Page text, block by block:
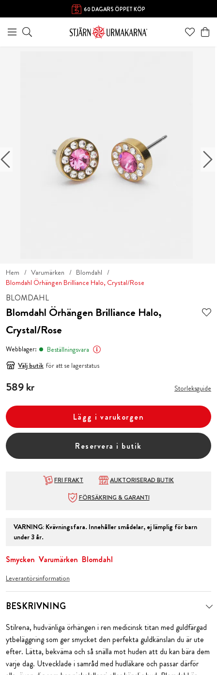
60 DAGARS ÖPPET KÖP
Hem Varumärken
Blomdahl
Blomdahl Örhängen Brilliance Halo, Crystal/Rose
BLOMDAHL
Blomdahl Örhängen Brilliance Halo,
Crystal/Rose
Webblager:
Beställningsvara
Välj butik för att se lagerstatus
Pris:589 kr
589 kr Storleksguide
Lägg i varukorgen
Reservera i butik
FRI FRAKT
AUKTORISERAD BUTIK
FÖRSÄKRING & GARANTI
VARNING: Kvävningsfara. Innehåller smådelar, ej lämplig för barn
under 3 år.
Smycken Varumärken Blomdahl
Leverantörsinformation
BESKRIVNING
Stilrena, hudvänliga örhängen i ren medicinsk titan med guldfärgad
ytbeläggning som ger smycket den perfekta guldkänslan du är ute
efter. Lätta, bekväma och så snälla mot huden att du kan bära dem
varje dag. Utvecklade i samråd med hudläkare och passar därför